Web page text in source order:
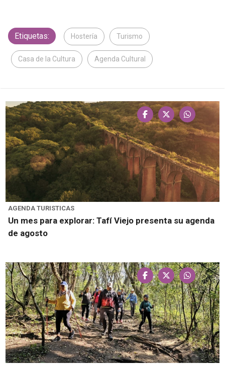
Etiquetas: Hostería Turismo
Casa de la Cultura Agenda Cultural
AGENDA TURISTICAS
Un mes para explorar: Tafí Viejo presenta su agenda
de agosto